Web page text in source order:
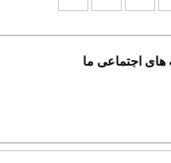
های اجتماعی ما